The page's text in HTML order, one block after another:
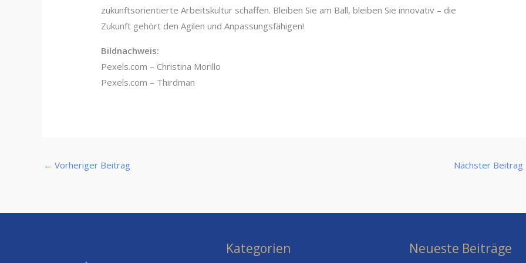
zukunftsorientierte Arbeitskultur schaffen. Bleiben Sie am Ball, bleiben Sie innovativ – die
Zukunft gehört den Agilen und Anpassungsfähigen!
Bildnachweis:
Pexels.com – Christina Morillo
Pexels.com – Thirdman
← Vorheriger Beitrag Nächster Beitrag
Kategorien Neueste Beiträge